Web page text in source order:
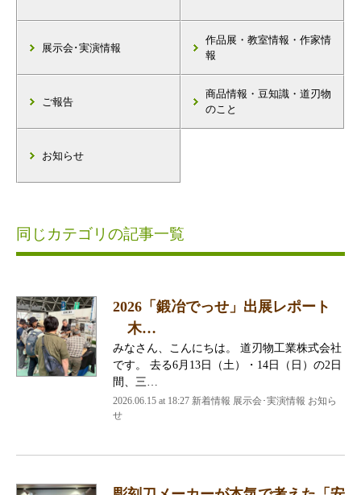
展示会･実演情報
作品展・教室情報・作家情
報
ご報告
商品情報・豆知識・道刃物
のこと
お知らせ
同じカテゴリの記事一覧
2026「鍛冶でっせ」出展レポート
木…
みなさん、こんにちは。 道刃物工業株式会社
です。 去る6月13日（土）・14日（日）の2日
間、三…
2026.06.15 at 18:27 新着情報 展示会･実演情報 お知ら
せ